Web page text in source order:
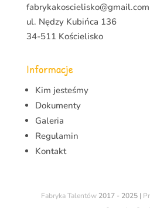
fabrykakoscielisko@gmail.com
ul. Nędzy Kubińca 136
34-511 Kościelisko
Informacje
Kim jesteśmy
Dokumenty
Galeria
Regulamin
Kontakt
Fabryka Talentów2017 - 2025 |